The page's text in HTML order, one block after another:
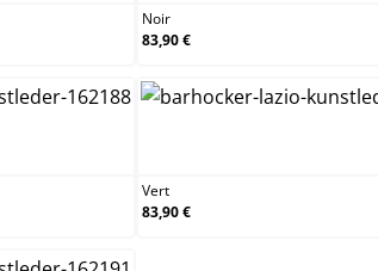
Noir
83,90 €
Vert
83,90 €